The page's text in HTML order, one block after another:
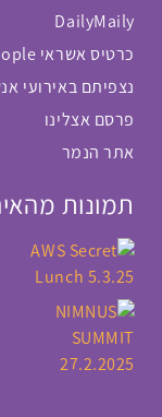
DailyMaily
כרטיס אשראי AMEX - The People
נצפיתם באירועי
פרסם אצלינו
אתר הנמר
תמונות